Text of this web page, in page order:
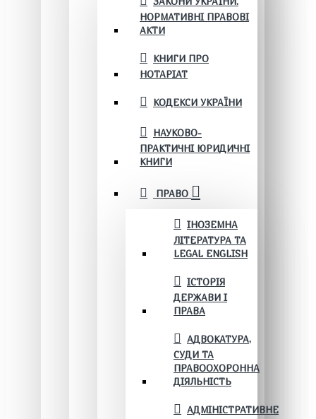
НОРМАТИВНІ ПРАВОВІ
АКТИ
КНИГИ ПРО
НОТАРІАТ
КОДЕКСИ УКРАЇНИ
НАУКОВО-
ПРАКТИЧНІ ЮРИДИЧНІ
КНИГИ
ПРАВО
ІНОЗЕМНА
ЛІТЕРАТУРА ТА
LEGAL ENGLISH
ІСТОРІЯ
ДЕРЖАВИ І
ПРАВА
АДВОКАТУРА,
СУДИ ТА
ПРАВООХОРОННА
ДІЯЛЬНІСТЬ
АДМІНІСТРАТИВНЕ